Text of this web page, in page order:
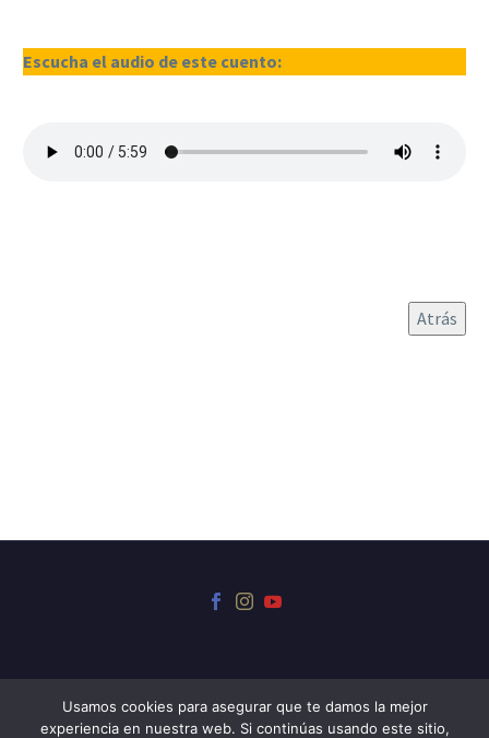
Escucha el audio de este cuento:
© 2024 Museo Iriarte
Usamos cookies para asegurar que te damos la mejor
experiencia en nuestra web. Si continúas usando este sitio,